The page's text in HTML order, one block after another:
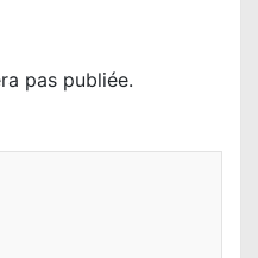
pas publiée.